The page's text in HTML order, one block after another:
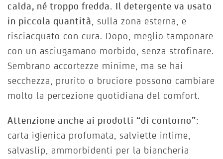
calda, né troppo fredda. Il detergente va usato
in piccola quantità, sulla zona esterna, e
risciacquato con cura. Dopo, meglio tamponare
con un asciugamano morbido, senza strofinare.
Sembrano accortezze minime, ma se hai
secchezza, prurito o bruciore possono cambiare
molto la percezione quotidiana del comfort.
Attenzione anche ai prodotti “di contorno”:
carta igienica profumata, salviette intime,
salvaslip, ammorbidenti per la biancheria